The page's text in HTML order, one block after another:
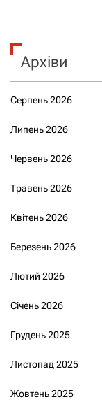
Архіви
Серпень 2026
Липень 2026
Червень 2026
Травень 2026
Квітень 2026
Березень 2026
Лютий 2026
Січень 2026
Грудень 2025
Листопад 2025
Жовтень 2025